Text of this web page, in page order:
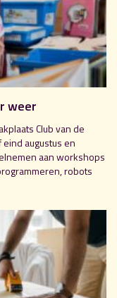
weer
Club van de
augustus en
aan workshops
robots